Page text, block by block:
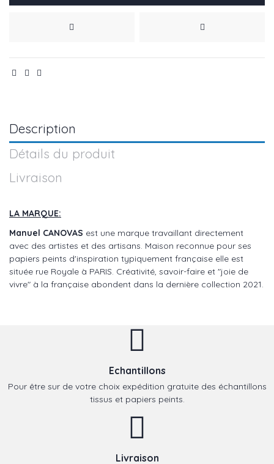
Description
Détails du produit
Livraison
LA MARQUE:
Manuel CANOVAS est une marque travaillant directement
avec des artistes et des artisans. Maison reconnue pour ses
papiers peints d'inspiration typiquement française elle est
située rue Royale à PARIS. Créativité, savoir-faire et "joie de
vivre" à la française abondent dans la dernière collection 2021.
Echantillons
Pour être sur de votre choix expédition gratuite des échantillons
tissus et papiers peints.
Livraison